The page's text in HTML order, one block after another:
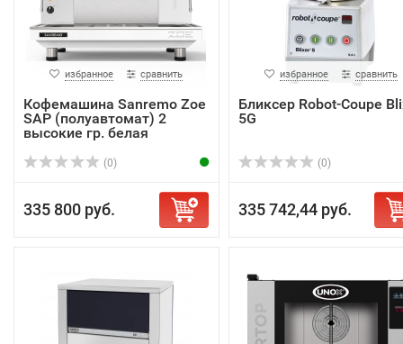
избранное сравнить
Кофемашина Sanremo Zoe
SAP (полуавтомат) 2
высокие гр. белая
(0)
335 800 руб.
избранное сравнить
Бликсер Robot-Coupe
5G
(0)
335 742,44 руб.